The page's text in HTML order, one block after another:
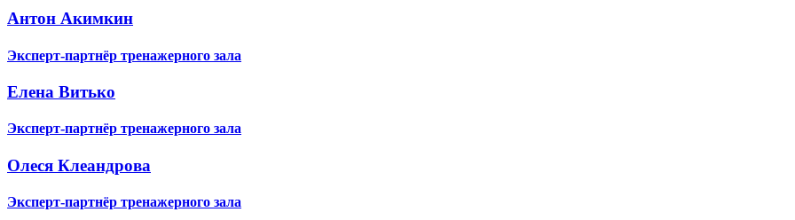
Антон Акимкин
Эксперт-партнёр тренажерного зала
Елена Витько
Эксперт-партнёр тренажерного зала
Олеся Клеандрова
Эксперт-партнёр тренажерного зала